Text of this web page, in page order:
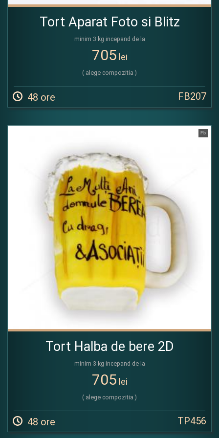
Tort Aparat Foto si Blitz
minim 3 kg incepand de la
705 lei
( alege compozitia )
48 ore FB207
Fb
Tort Halba de bere 2D
minim 3 kg incepand de la
705 lei
( alege compozitia )
48 ore TP456